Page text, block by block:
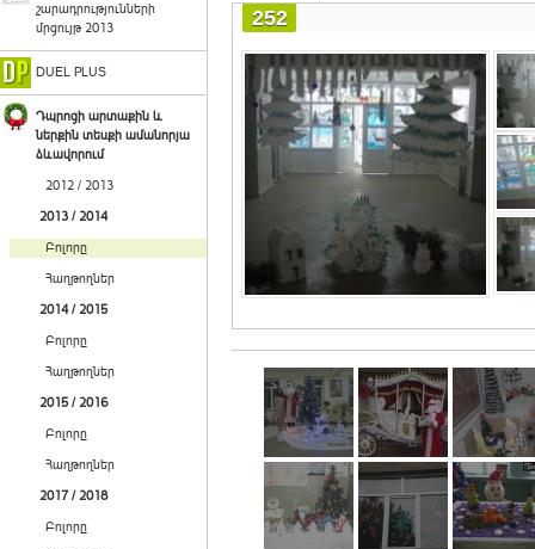
շարադրությունների
մրցույթ 2013
DUEL PLUS
Դպրոցի արտաքին և
ներքին տեսքի ամանորյա
ձևավորում
2012 / 2013
2013 / 2014
Բոլորը
Հաղթողներ
2014 / 2015
Բոլորը
Հաղթողներ
2015 / 2016
Բոլորը
Հաղթողներ
2017 / 2018
Բոլորը
252